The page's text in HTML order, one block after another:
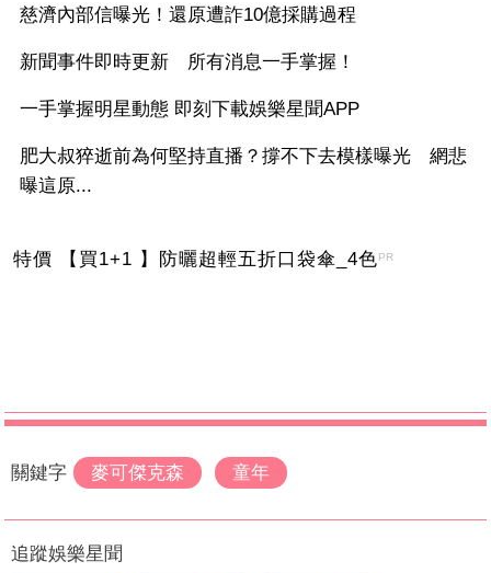
慈濟內部信曝光！還原遭詐10億採購過程
新聞事件即時更新 所有消息一手掌握！
一手掌握明星動態 即刻下載娛樂星聞APP
肥大叔猝逝前為何堅持直播？撐不下去模樣曝光 網悲
曝這原...
特價 【買1+1 】防曬超輕五折口袋傘_4色PR
關鍵字 麥可傑克森 童年
追蹤娛樂星聞